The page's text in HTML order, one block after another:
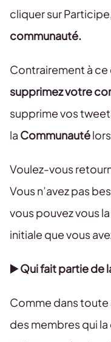
cliquer sur
communauté.
Contrairement à ce
supprimez votre
supprime vos
la Communauté
Voulez-vous
Vous n’avez pas
vous pouvez vous
initiale que vous
▶️ Qui fait partie de
Comme dans
des membres qui